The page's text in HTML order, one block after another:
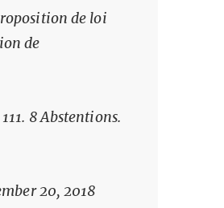
de loi
de
8 Abstentions.
20, 2018